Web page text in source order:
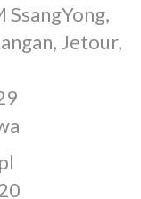
SsangYong,
Jetour,